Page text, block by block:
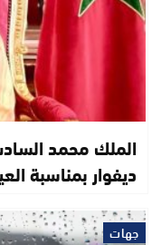
الملك محمد
ديفوار بمناسبة
جهات